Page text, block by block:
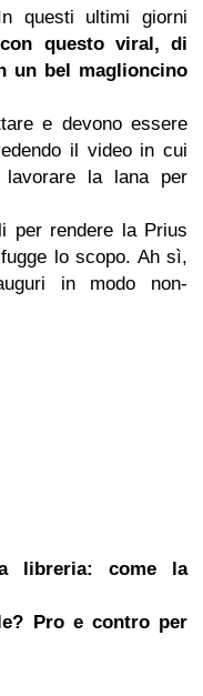
questi ultimi giorni
questo viral, di
un bel maglioncino
e devono essere
il video in cui
la lana per
per rendere la Prius
lo scopo. Ah sì,
in modo non-
libreria: come la
Pro e contro per